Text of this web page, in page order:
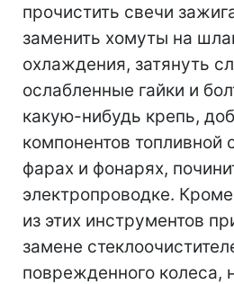
прочистить свечи
заменить хомуты на
охлаждения, затянуть
ослабленные гайки и
какую-нибудь крепь,
компонентов топливной
фарах и фонарях,
электропроводке.
из этих инструментов
замене
поврежденного колеса,